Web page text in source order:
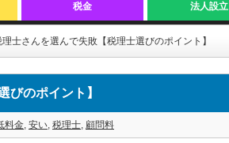
税金 法人設立
士さんを選んで失敗【税理士選びのポイント】
びのポイント】
料金, 安い, 税理士, 顧問料